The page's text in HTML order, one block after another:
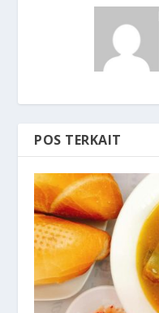
POS TERKAIT